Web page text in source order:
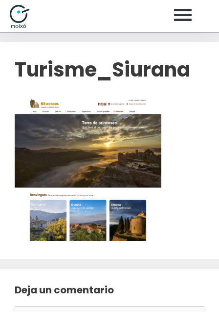
Turisme_Siurana
Deja un comentario